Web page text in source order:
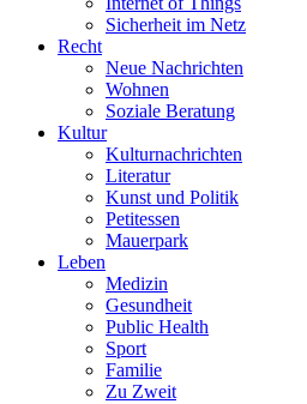
Sicherheit im Netz
Recht
Neue Nachrichten
Wohnen
Soziale Beratung
Kultur
Kulturnachrichten
Literatur
Kunst und Politik
Petitessen
Mauerpark
Leben
Medizin
Gesundheit
Public Health
Sport
Familie
Zu Zweit